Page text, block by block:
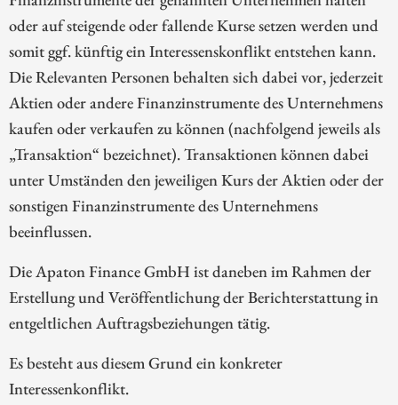
oder auf steigende oder fallende Kurse setzen werden und
somit ggf. künftig ein Interessenskonflikt entstehen kann.
Die Relevanten Personen behalten sich dabei vor, jederzeit
Aktien oder andere Finanzinstrumente des Unternehmens
kaufen oder verkaufen zu können (nachfolgend jeweils als
„Transaktion“ bezeichnet). Transaktionen können dabei
unter Umständen den jeweiligen Kurs der Aktien oder der
sonstigen Finanzinstrumente des Unternehmens
beeinflussen.
Die Apaton Finance GmbH ist daneben im Rahmen der
Erstellung und Veröffentlichung der Berichterstattung in
entgeltlichen Auftragsbeziehungen tätig.
Es besteht aus diesem Grund ein konkreter
Interessenkonflikt.